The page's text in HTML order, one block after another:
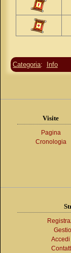
Categoria: Info
Visite
Pagina
Cronologia